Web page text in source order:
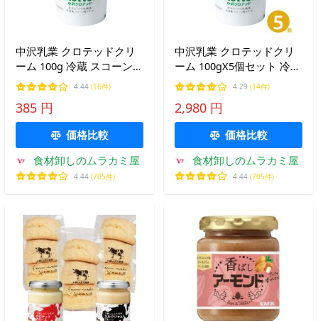
中沢乳業 クロテッドクリ
ーム 100g 冷蔵 スコーン
お菓子作り
4.44 (16件)
385 円
価格比較
食材卸しのムラカミ屋
4.44 (705件)
中沢乳業 クロテッドクリ
ーム 100gX5個セット 冷蔵
送料無料
4.29 (14件)
2,980 円
価格比較
食材卸しのムラカミ屋
4.44 (705件)